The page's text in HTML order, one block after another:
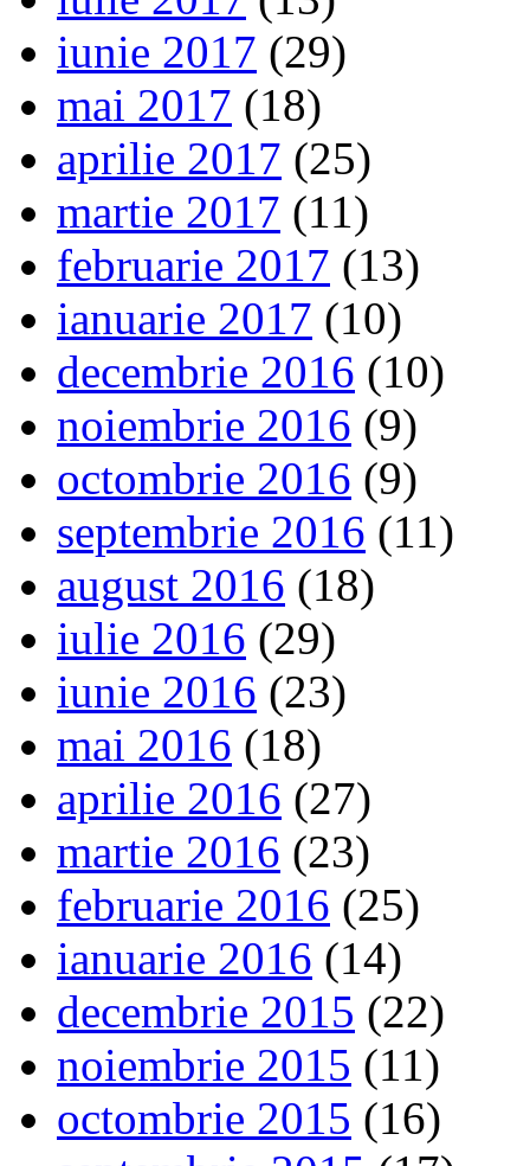
iunie 2017 (29)
mai 2017 (18)
aprilie 2017 (25)
martie 2017 (11)
februarie 2017 (13)
ianuarie 2017 (10)
decembrie 2016 (10)
noiembrie 2016 (9)
octombrie 2016 (9)
septembrie 2016 (11)
august 2016 (18)
iulie 2016 (29)
iunie 2016 (23)
mai 2016 (18)
aprilie 2016 (27)
martie 2016 (23)
februarie 2016 (25)
ianuarie 2016 (14)
decembrie 2015 (22)
noiembrie 2015 (11)
octombrie 2015 (16)